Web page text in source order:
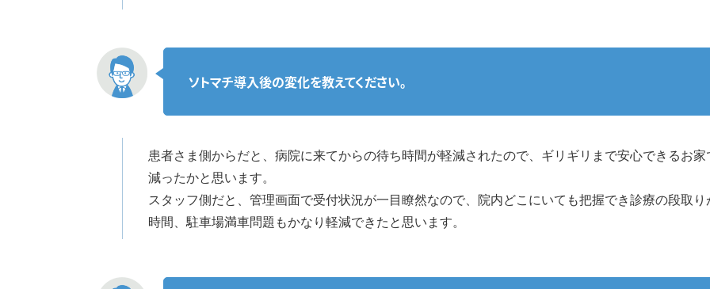
ソトマチ導入後の変化を教えてください。
患者さま側からだと、病院に来てからの待ち時間が軽減されたので、ギリギリまで安心できるお
減ったかと思います。
スタッフ側だと、管理画面で受付状況が一目瞭然なので、院内どこにいても把握でき診療の段取
時間、駐車場満車問題もかなり軽減できたと思います。